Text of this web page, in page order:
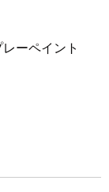
ーペイント